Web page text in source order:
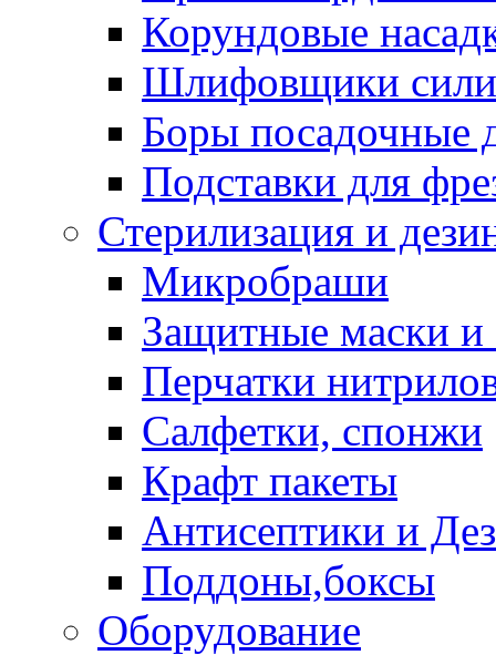
Корундовые
Шлифовщики
Боры посадочные
Подставки для
Стерилизация и
Микробраши
Защитные маски и
Перчатки
Салфетки, спонжи
Крафт пакеты
Антисептики и
Поддоны,боксы
Оборудование